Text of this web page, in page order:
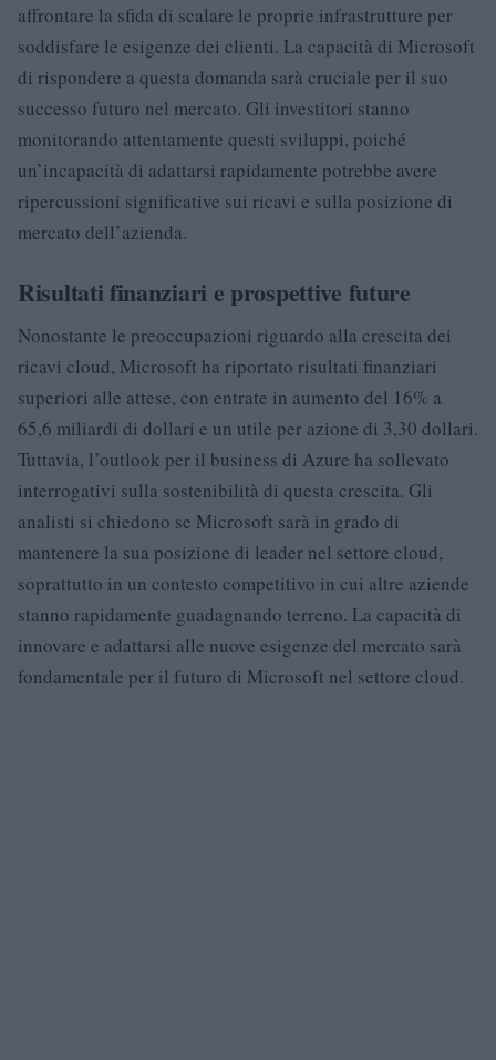
affrontare la sfida di scalare le proprie infrastrutture per
soddisfare le esigenze dei clienti. La capacità di Microsoft
di rispondere a questa domanda sarà cruciale per il suo
successo futuro nel mercato. Gli investitori stanno
monitorando attentamente questi sviluppi, poiché
un’incapacità di adattarsi rapidamente potrebbe avere
ripercussioni significative sui ricavi e sulla posizione di
mercato dell’azienda.
Risultati finanziari e prospettive future
Nonostante le preoccupazioni riguardo alla crescita dei
ricavi cloud, Microsoft ha riportato risultati finanziari
superiori alle attese, con entrate in aumento del 16% a
65,6 miliardi di dollari e un utile per azione di 3,30 dollari.
Tuttavia, l’outlook per il business di Azure ha sollevato
interrogativi sulla sostenibilità di questa crescita. Gli
analisti si chiedono se Microsoft sarà in grado di
mantenere la sua posizione di leader nel settore cloud,
soprattutto in un contesto competitivo in cui altre aziende
stanno rapidamente guadagnando terreno. La capacità di
innovare e adattarsi alle nuove esigenze del mercato sarà
fondamentale per il futuro di Microsoft nel settore cloud.